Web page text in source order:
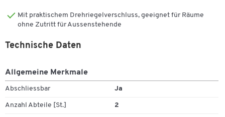
ihrer 100%igen Schäfer Shop-Qualität.
Investieren Sie jetzt in Ausstattung nicht nur für heute,
Mit praktischem Drehriegelverschluss, geeignet für Räume
ohne Zutritt für Aussenstehende
Technische Daten
Allgemeine Merkmale
Abschliessbar Ja
Anzahl Abteile [St.] 2